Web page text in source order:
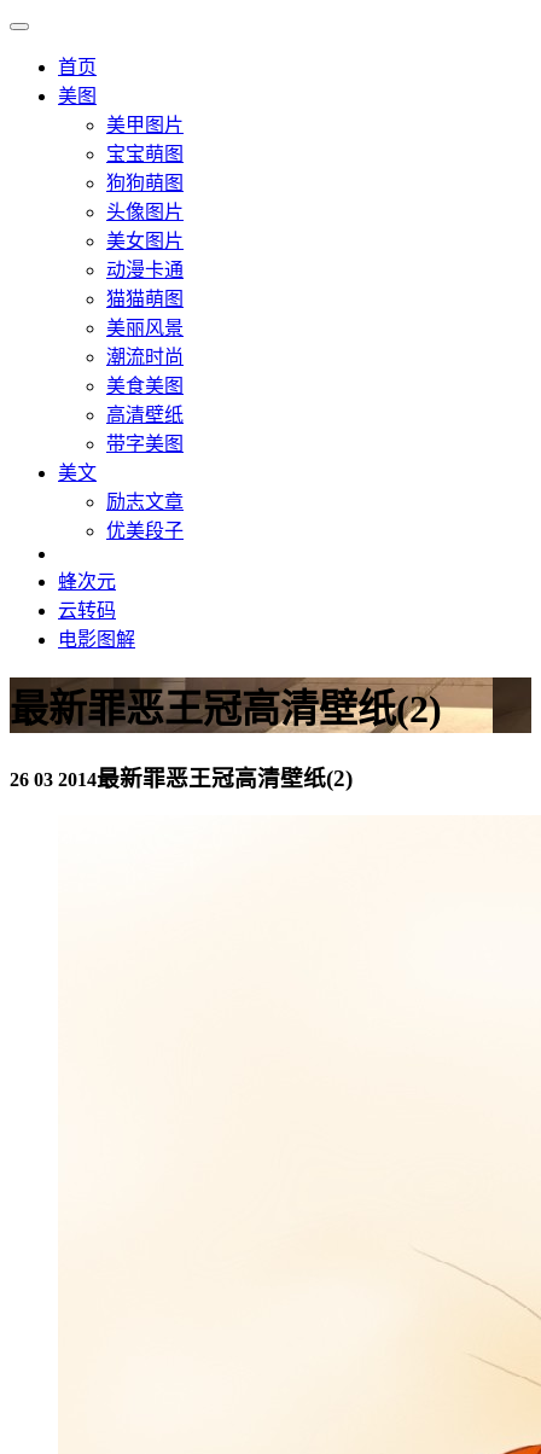
首页
美图
美甲图片
宝宝萌图
狗狗萌图
头像图片
美女图片
动漫卡通
猫猫萌图
美丽风景
潮流时尚
美食美图
高清壁纸
带字美图
美文
励志文章
优美段子
蜂次元
云转码
电影图解
最新罪恶王冠高清壁纸(2)
26 03 2014最新罪恶王冠高清壁纸(2)